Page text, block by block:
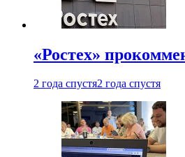
«Ростех»
2 года спустя2 года спустя